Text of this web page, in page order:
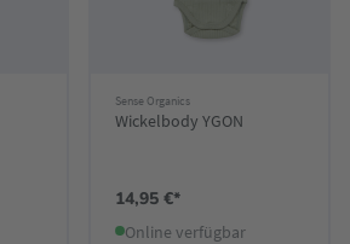
Sense Organics
Wickelbody YGON
14,95 €*
Online verfügbar